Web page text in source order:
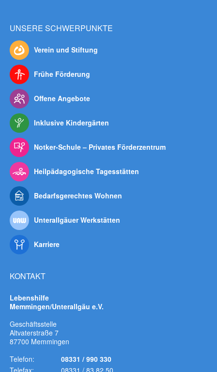
UNSERE SCHWERPUNKTE
Verein und Stiftung
Frühe Förderung
Offene Angebote
Inklusive Kindergärten
Notker-Schule – Privates Förderzentrum
Heilpädagogische Tagesstätten
Bedarfsgerechtes Wohnen
Unterallgäuer Werkstätten
Karriere
KONTAKT
Lebenshilfe
Memmingen/Unterallgäu e.V.
Geschäftsstelle
Altvaterstraße 7
87700 Memmingen
Telefon:
08331 / 990 330
Telefax:
08331 / 83 82 50